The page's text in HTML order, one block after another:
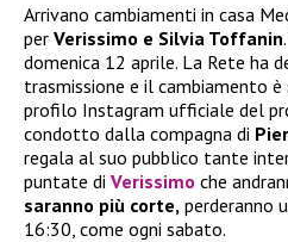
Arrivano cambiamenti in casa
per Verissimo e Silvia Toffanin
domenica 12 aprile. La Rete ha
trasmissione e il cambiamento
profilo Instagram ufficiale del
condotto dalla compagna di
regala al suo pubblico tante
puntate di Verissimo che
saranno più corte, perderanno
16:30, come ogni sabato.